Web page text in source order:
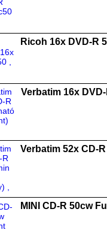
Ricoh 16x DVD-R
Verbatim 16x
Verbatim 52x CD-
MINI CD-R 50cw